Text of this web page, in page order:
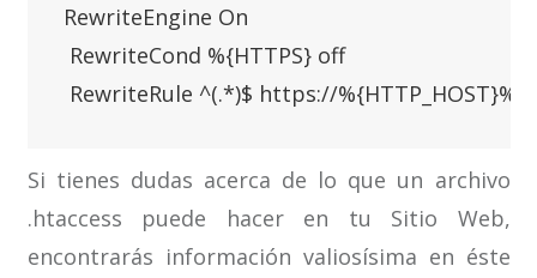
RewriteEngine On
RewriteCond %{HTTPS} off
RewriteRule ^(.*)$ https://
Si tienes dudas acerca de lo que un archivo
.htaccess puede hacer en tu Sitio Web,
encontrarás información valiosísima en éste